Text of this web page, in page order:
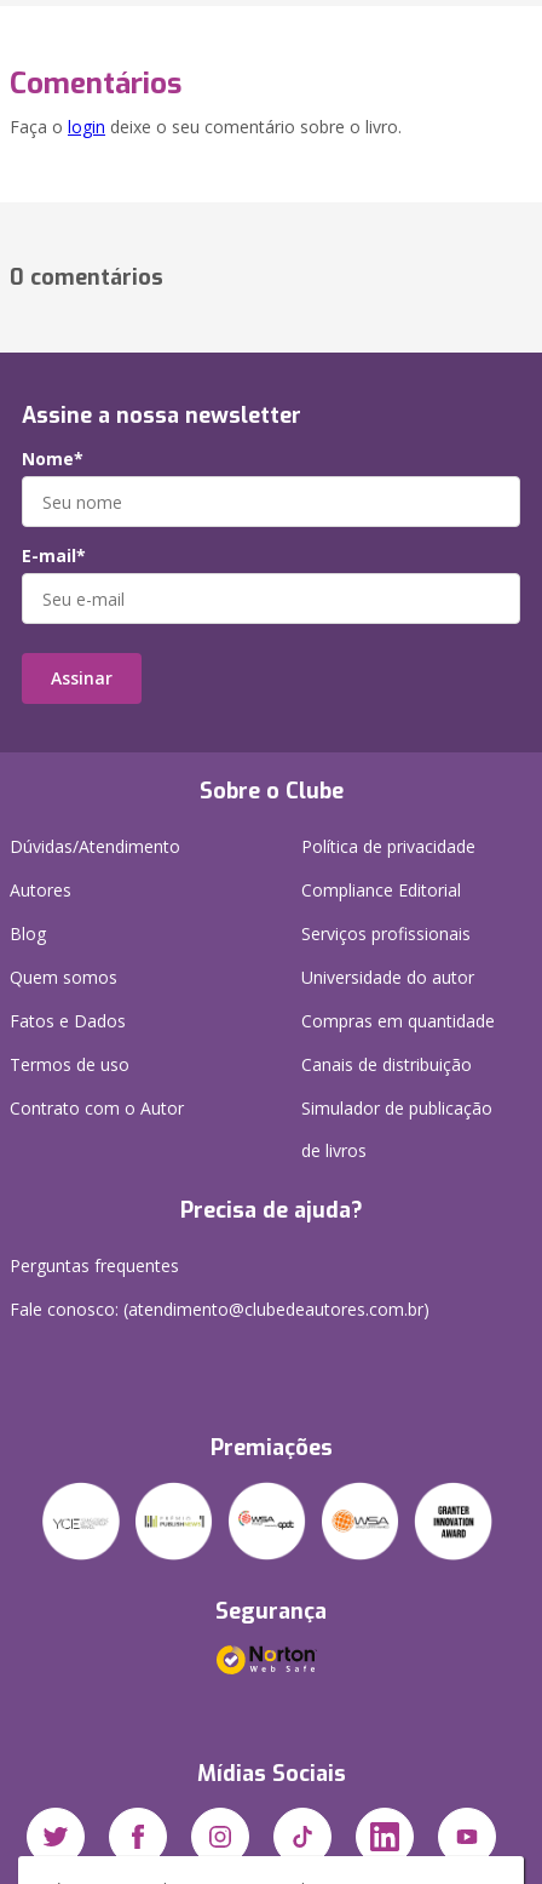
Comentários
Faça o login deixe o seu comentário sobre o livro.
0 comentários
Sobre o Clube
Dúvidas/Atendimento
Autores
Blog
Quem somos
Fatos e Dados
Termos de uso
Contrato com o Autor
Política de privacidade
Compliance Editorial
Serviços profissionais
Universidade do autor
Compras em quantidade
Canais de distribuição
Simulador de publicação
de livros
Precisa de ajuda?
Perguntas frequentes
Fale conosco: (atendimento@clubedeautores.com.br)
Premiações
Segurança
Mídias Sociais
Assine a nossa newsletter
Nome*
E-mail*
Assinar